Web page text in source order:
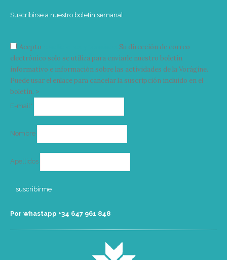
Suscribirse a nuestro boletín semanal
Acepto
Su dirección de correo
electrónico solo se utiliza para enviarle nuestro boletín
informativo e información sobre las actividades de la Vorágine.
Puede usar el enlace para cancelar la suscripción incluido en el
boletín. >
E-mail*
Nombre
Apellidos
Por whastapp +34 ‭647 961 848‬